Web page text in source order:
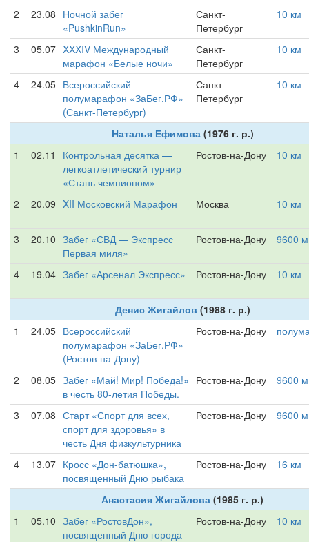
2 23.08 Ночной забег
«PushkinRun»
Санкт-
Петербург
10 км
3 05.07 XXXIV Международный
марафон «Белые ночи»
Санкт-
Петербург
10 км
4 24.05 Всероссийский
полумарафон «ЗаБег.РФ»
(Санкт-Петербург)
Санкт-
Петербург
10 км
Наталья Ефимова(1976 г. р.)
1
02.11
Контрольная десятка —
легкоатлетический турнир
«Стань чемпионом»
Ростов-на-Дону 10 км
2 20.09 XII Московский Марафон Москва 10 км
3 20.10 Забег «СВД — Экспресс
Первая миля»
Ростов-на-Дону 9600 м
4 19.04 Забег «Арсенал Экспресс» Ростов-на-Дону 10 км
Денис Жигайлов (1988 г. р.)
1
24.05 Всероссийский
полумарафон «ЗаБег.РФ»
(Ростов-на-Дону)
Ростов-на-Дону
2 08.05 Забег «Май! Мир! Победа!»
в честь 80-летия Победы.
Ростов-на-Дону 9600 м
3 07.08 Старт «Спорт для всех,
спорт для здоровья» в
честь Дня физкультурника
Ростов-на-Дону 9600 м
4 13.07 Кросс «Дон-батюшка»,
посвященный Дню рыбака
Ростов-на-Дону 16 км
Анастасия Жигайлова (1985 г. р.)
1
05.10 Забег «РостовДон»,
посвященный Дню города
Ростов-на-Дону 10 км